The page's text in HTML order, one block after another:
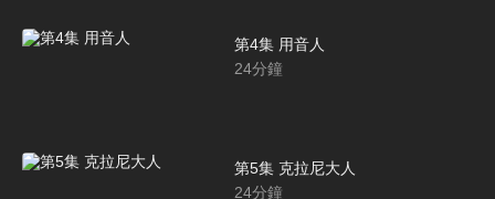
第4集 用音人
24分鐘
第5集 克拉尼大人
24分鐘